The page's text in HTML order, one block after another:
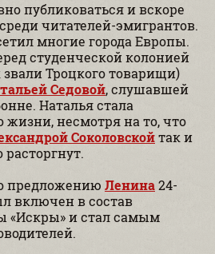
публиковаться и вскоре
читателей-эмигрантов.
многие города Европы.
студенческой колонией
Троцкого товарищи)
Седовой, слушавшей
Наталья стала
жизни, несмотря на то, что
Соколовскойтак и
предложению Ленина24-
включен в состав
«Искры» и стал самым